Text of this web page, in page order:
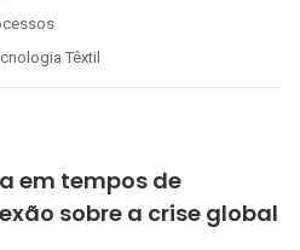
Têxtil
em tempos de
sobre a crise global